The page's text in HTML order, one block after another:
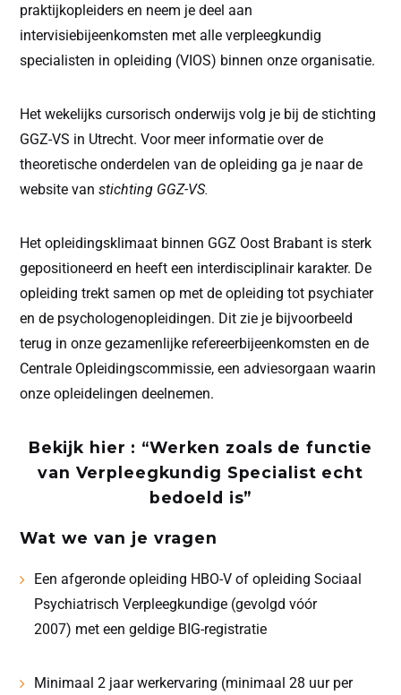
praktijkopleiders en neem je deel aan
intervisiebijeenkomsten met alle verpleegkundig
specialisten in opleiding (VIOS) binnen onze organisatie.
Het wekelijks cursorisch onderwijs volg je bij de stichting
GGZ-VS in Utrecht. Voor meer informatie over de
theoretische onderdelen van de opleiding ga je naar de
website vanstichting GGZ-VS.
Het opleidingsklimaat binnen GGZ Oost Brabant is sterk
gepositioneerd en heeft een interdisciplinair karakter. De
opleiding trekt samen op met de opleiding tot psychiater
en de psychologenopleidingen. Dit zie je bijvoorbeeld
terug in onze gezamenlijke refereerbijeenkomsten en de
Centrale Opleidingscommissie, een adviesorgaan waarin
onze opleidelingen deelnemen.
Bekijk hier : “Werken zoals de functie
van Verpleegkundig Specialist echt
bedoeld is”
Wat we van je vragen
Een afgeronde opleiding HBO-V of opleiding Sociaal
Psychiatrisch Verpleegkundige (gevolgd vóór
2007) met een geldige BIG-registratie
Minimaal 2 jaar werkervaring (minimaal 28 uur per